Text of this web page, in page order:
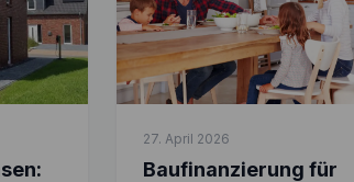
27. April 2026
Baufinanzierung für